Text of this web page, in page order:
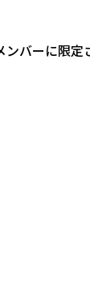
バーに限定